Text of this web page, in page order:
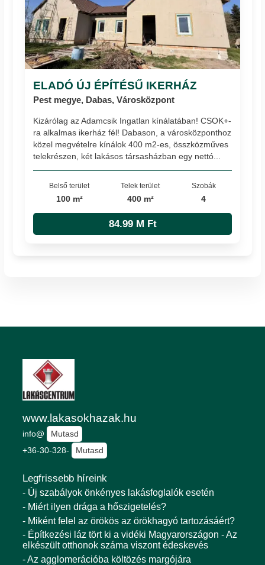
ELADÓ ÚJ ÉPÍTÉSŰ IKERHÁZ
Pest megye, Dabas, Városközpont
Kizárólag az Adamcsik Ingatlan kínálatában! CSOK+-
ra alkalmas ikerház fél! Dabason, a városközponthoz
közel megvételre kínálok 400 m2-es, összközműves
telekrészen, két lakásos társasházban egy nettó...
Belső terület
100 m²
Telek terület
400 m²
Szobák
4
84.99 M Ft
www.lakasokhazak.hu
info@
Mutasd
+36-30-328-
Mutasd
Legfrissebb híreink
- Új szabályok önkényes lakásfoglalók esetén
- Miért ilyen drága a hőszigetelés?
- Miként felel az örökös az örökhagyó tartozásáért?
- Építkezési láz tört ki a vidéki Magyarországon - Az
elkészült otthonok száma viszont édeskevés
- Az agglomerációba költözés margójára